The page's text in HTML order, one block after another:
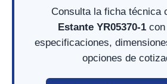
Consulta la ficha técnica
Estante YR05370-1con
especificaciones,
opciones de